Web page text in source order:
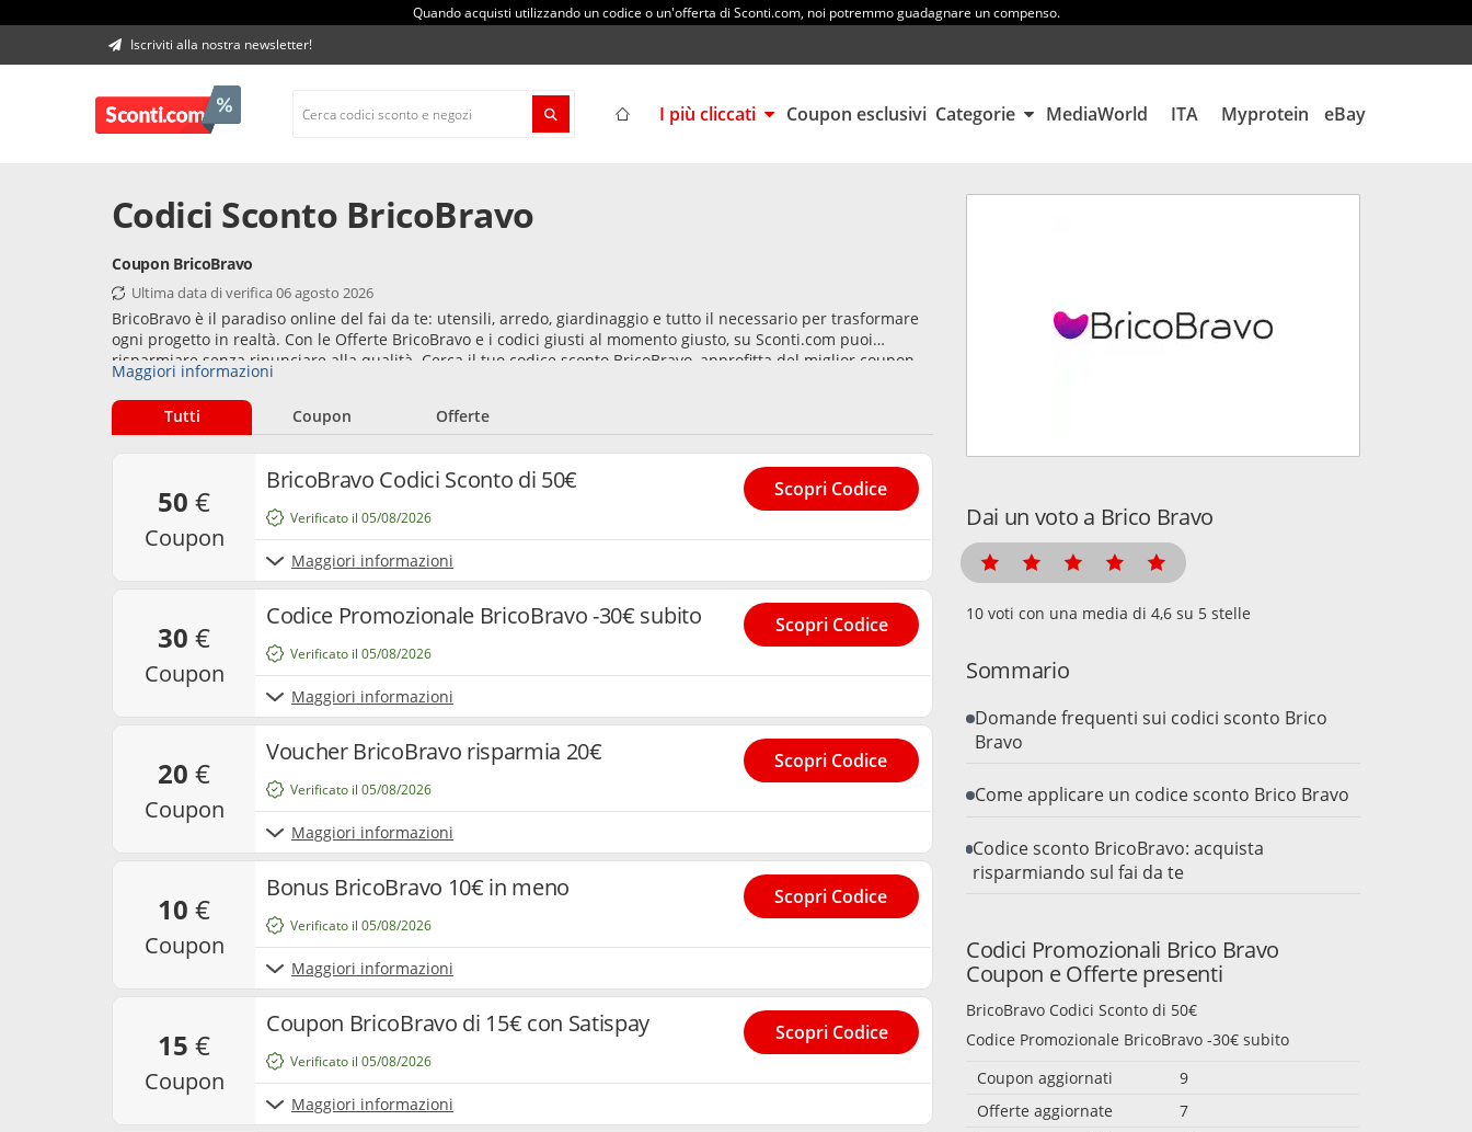
Quando acquisti utilizzando un codice o un'offerta di Sconti.com, noi potremmo guadagnare un compenso.
Iscriviti alla nostra newsletter!
I più cliccati Coupon esclusivi Categorie MediaWorld ITA Myprotein eBay
Codici Sconto BricoBravo
Coupon BricoBravo
Ultima data di verifica 06 agosto 2026
BricoBravo è il paradiso online del fai da te: utensili, arredo, giardinaggio e tutto il necessario per trasformare
ogni progetto in realtà. Con le Offerte BricoBravo e i codici giusti al momento giusto, su Sconti.com puoi
risparmiare senza rinunciare alla qualità. Cerca il tuo codice sconto BricoBravo, approfitta del miglior coupon
BricoBravo disponibile e acquista in pochi click tutto ciò che serve a casa, balcone e officina. Più che un hobby,
una passione… che da oggi costa anche meno!
Maggiori informazioni
Tutti Coupon Offerte
50 €
coupon
BricoBravo Codici Sconto di 50€
Maggiori informazioni
Verificato il 05/08/2026
Scopri Codice
30 €
coupon
Codice Promozionale BricoBravo -30€ subito
Maggiori informazioni
Verificato il 05/08/2026
Scopri Codice
20 €
coupon
Voucher BricoBravo risparmia 20€
Maggiori informazioni
Verificato il 05/08/2026
Scopri Codice
10 €
coupon
Bonus BricoBravo 10€ in meno
Maggiori informazioni
Verificato il 05/08/2026
Scopri Codice
15 €
coupon
Coupon BricoBravo di 15€ con Satispay
Maggiori informazioni
Verificato il 05/08/2026
Scopri Codice
Dai un voto a Brico Bravo
voti con una media di su 5 stelle
Sommario
Domande frequenti sui codici sconto Brico
Bravo
Come applicare un codice sconto Brico Bravo
Codice sconto BricoBravo: acquista
risparmiando sul fai da te
Codici Promozionali Brico Bravo
Coupon e Offerte presenti
BricoBravo Codici Sconto di 50€
Codice Promozionale BricoBravo -30€ subito
Coupon aggiornati
9
Offerte aggiornate
7